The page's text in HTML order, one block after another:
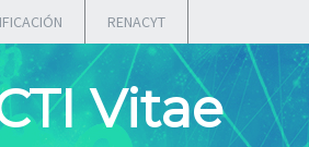
RENACYT
Vitae